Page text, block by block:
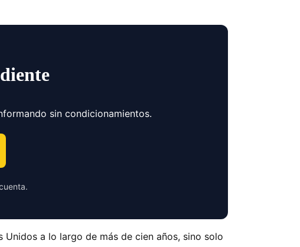
sin condicionamientos.
a lo largo de más de cien años, sino solo